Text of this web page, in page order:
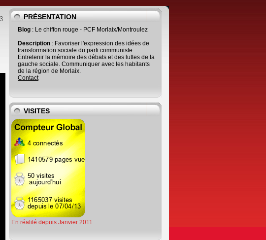
PRÉSENTATION
Blog : Le chiffon rouge - PCF Morlaix/Montroulez
Description : Favoriser l'expression des idées de
transformation sociale du parti communiste.
Entretenir la mémoire des débats et des luttes de la
gauche sociale. Communiquer avec les habitants
de la région de Morlaix.
Contact
VISITES
En réalité depuis Janvier 2011